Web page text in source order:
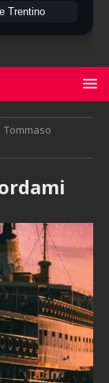
Trentino
Tommaso